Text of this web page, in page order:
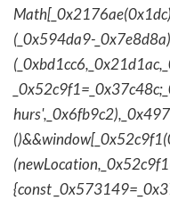
(_0x594da9-
{const